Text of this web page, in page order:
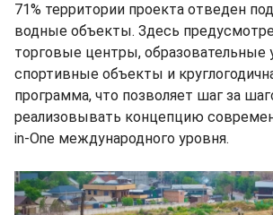
71% территории проекта отведен
водные объекты. Здесь
торговые центры, образовательные
спортивные объекты и
программа, что позволяет шаг за
реализовывать концепцию
in-One международного уровня.